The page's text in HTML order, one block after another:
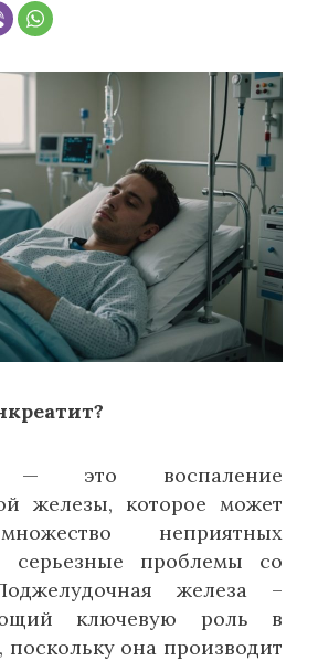
— это воспаление
железы, которое может
неприятных
серьезные проблемы со
железа –
ключевую роль в
она производит